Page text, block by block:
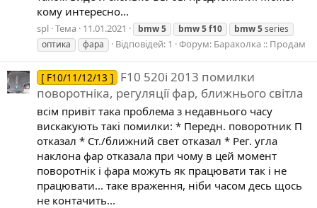
кому интересно...
spl Тема 11.01.2021 bmw5 bmw5f10 bmw5series
оптика
фара Відповідей: 1 Форум: Барахолка :: Продам
[ F10/11/12/13 ] F10 520i 2013 помилки
поворотніка, регуляції фар, ближнього світла
всім привіт така проблема з недавнього часу
вискакують такі помилки: * Передн. поворотник П
отказал * Ст./ближний свет отказал * Рег. угла
наклона фар отказала при чому в цей момент
поворотнік і фара можуть як працювати так і не
працювати... таке враження, ніби часом десь щось
не контачить...